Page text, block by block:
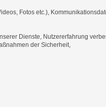
Fotos etc.),
Dienste, Nutzererfahrung
der Sicherheit,